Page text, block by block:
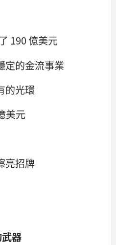
190 億美元
定的金流事業
的光環
美元
亮招牌
器